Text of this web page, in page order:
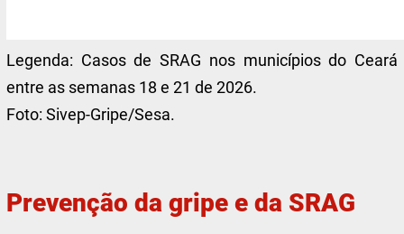
Legenda: Casos de SRAG nos municípios do Ceará
entre as semanas 18 e 21 de 2026.
Foto: Sivep-Gripe/Sesa.
Prevenção da gripe e da SRAG